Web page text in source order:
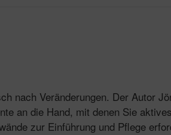
nach Veränderungen. Der Autor
an die Hand, mit denen Sie
zur Einführung und Pflege